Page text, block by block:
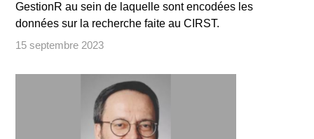
GestionR au sein de laquelle sont encodées les
données sur la recherche faite au CIRST.
15 septembre 2023